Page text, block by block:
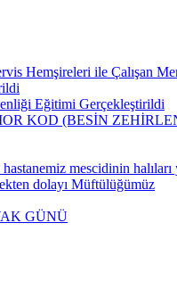
Hemşireleri ile Çalışan
Eğitimi Gerçekleştirildi
KOD (BESİN
mescidinin
dolayı Müftülüğümüz
GÜNÜ